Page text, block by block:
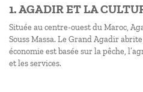
1. AGADIR ET LA
Située au centre-ouest du Maroc,
Souss Massa. Le Grand Agadir abrite
économie est basée sur la pêche,
et les services.